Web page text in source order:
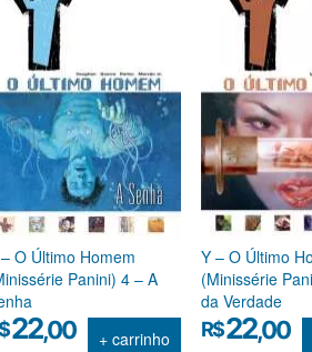
O Último Homem
Panini) 4 – A
22,00 + carrinho
Y – O Último
(Minissérie
da Verdade
R$22,00